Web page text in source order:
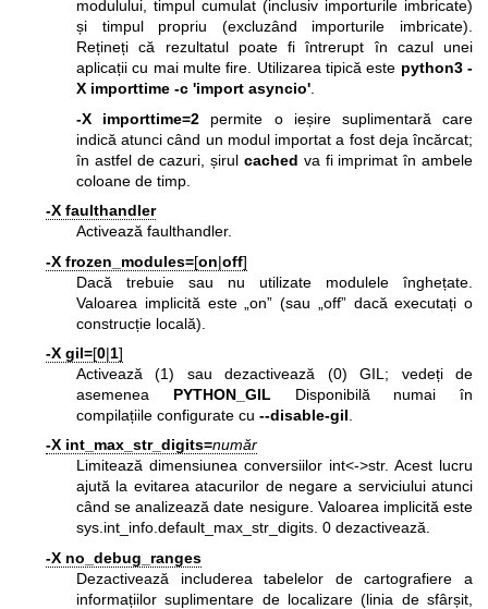
modulului, timpul cumulat (inclusiv importurile imbricate)
și timpul propriu (excluzând importurile imbricate).
Rețineți că rezultatul poate fi întrerupt în cazul unei
aplicații cu mai multe fire. Utilizarea tipică este python3 -
X importtime -c 'import asyncio'.
-X importtime=2 permite o ieșire suplimentară care
indică atunci când un modul importat a fost deja încărcat;
în astfel de cazuri, șirul cached va fi imprimat în ambele
coloane de timp.
-X faulthandler
Activează faulthandler.
-X frozen_modules=[on|off]
Dacă trebuie sau nu utilizate modulele înghețate.
Valoarea implicită este „on” (sau „off” dacă executați o
construcție locală).
-X gil=[0|1]
Activează (1) sau dezactivează (0) GIL; vedeți de
asemenea PYTHON_GIL Disponibilă numai în
compilațiile configurate cu --disable-gil
-X int_max_str_digits=număr
Limitează dimensiunea conversiilor int<->str. Acest lucru
ajută la evitarea atacurilor de negare a serviciului atunci
când se analizează date nesigure. Valoarea implicită este
sys.int_info.default_max_str_digits. 0 dezactivează.
-X no_debug_ranges
Dezactivează includerea tabelelor de cartografiere a
informațiilor suplimentare de localizare (linia de sfârșit,